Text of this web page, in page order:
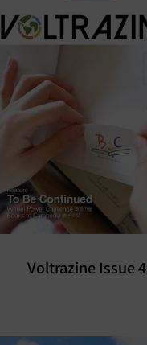
Voltrazine Issue 4